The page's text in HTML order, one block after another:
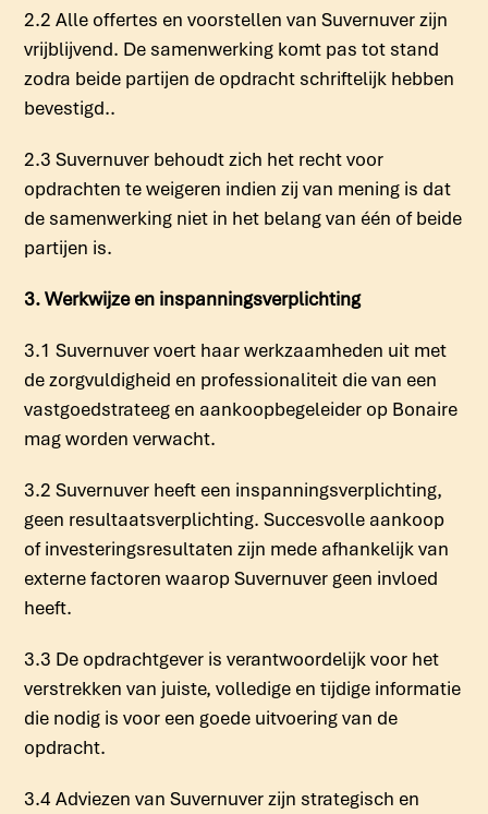
2.2 Alle offertes en voorstellen van Suvernuver zijn
vrijblijvend. De samenwerking komt pas tot stand
zodra beide partijen de opdracht schriftelijk hebben
bevestigd..
2.3 Suvernuver behoudt zich het recht voor
opdrachten te weigeren indien zij van mening is dat
de samenwerking niet in het belang van één of beide
partijen is.
3. Werkwijze en inspanningsverplichting
3.1 Suvernuver voert haar werkzaamheden uit met
de zorgvuldigheid en professionaliteit die van een
vastgoedstrateeg en aankoopbegeleider op Bonaire
mag worden verwacht.
3.2 Suvernuver heeft een inspanningsverplichting,
geen resultaatsverplichting. Succesvolle aankoop
of investeringsresultaten zijn mede afhankelijk van
externe factoren waarop Suvernuver geen invloed
heeft.
3.3 De opdrachtgever is verantwoordelijk voor het
verstrekken van juiste, volledige en tijdige informatie
die nodig is voor een goede uitvoering van de
opdracht.
3.4 Adviezen van Suvernuver zijn strategisch en